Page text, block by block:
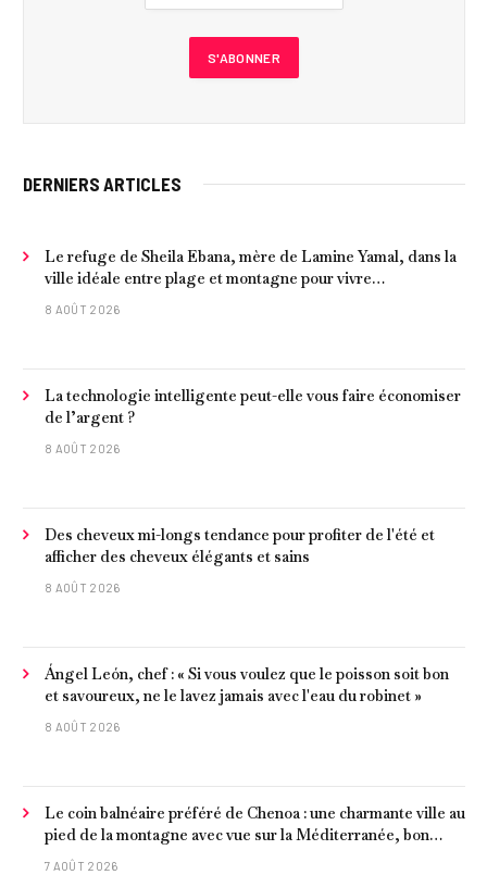
DERNIERS ARTICLES
Le refuge de Sheila Ebana, mère de Lamine Yamal, dans la
ville idéale entre plage et montagne pour vivre
tranquillement près de Barcelone
8 AOÛT 2026
La technologie intelligente peut-elle vous faire économiser
de l’argent ?
8 AOÛT 2026
Des cheveux mi-longs tendance pour profiter de l'été et
afficher des cheveux élégants et sains
8 AOÛT 2026
Ángel León, chef : « Si vous voulez que le poisson soit bon
et savoureux, ne le lavez jamais avec l'eau du robinet »
8 AOÛT 2026
Le coin balnéaire préféré de Chenoa : une charmante ville au
pied de la montagne avec vue sur la Méditerranée, bon
poisson et criques isolées
7 AOÛT 2026